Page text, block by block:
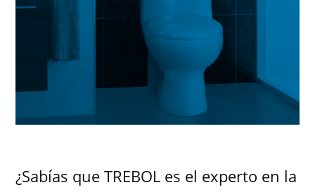
¿Sabías que TREBOL es el experto en la